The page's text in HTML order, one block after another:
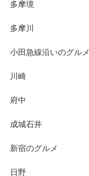
多摩境
多摩川
小田急線沿いのグルメ
川崎
府中
成城石井
新宿のグルメ
日野